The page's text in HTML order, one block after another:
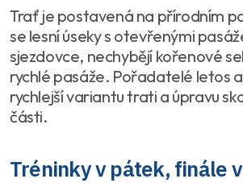
Trať je postavená na přírodním
se lesní úseky s otevřenými
sjezdovce, nechybějí kořenové
rychlé pasáže. Pořadatelé letos
rychlejší variantu trati a úpravu
části.
Tréninky v pátek, finále